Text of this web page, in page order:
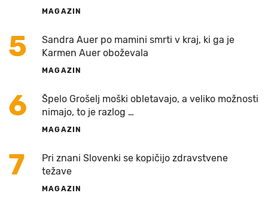
MAGAZIN
5
Sandra Auer po mamini smrti v kraj, ki ga je
Karmen Auer oboževala
MAGAZIN
6
Špelo Grošelj moški obletavajo, a veliko možnosti
nimajo, to je razlog …
MAGAZIN
7
Pri znani Slovenki se kopičijo zdravstvene
težave
MAGAZIN